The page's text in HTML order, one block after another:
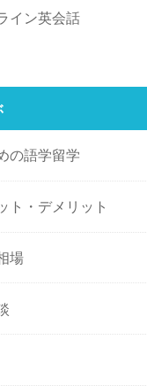
イン英会話
の語学留学
ト・デメリット
場